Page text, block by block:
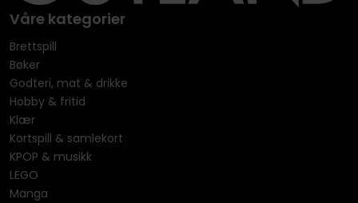
Våre kategorier
Brettspill
Bøker
Godteri, mat & drikke
Hobby & fritid
Klær
Kortspill & samlekort
KPOP & musikk
LEGO
Manga